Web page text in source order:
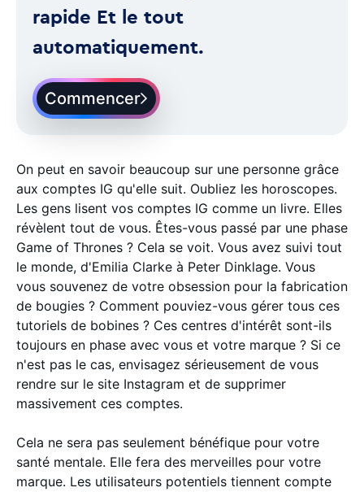
rapide Et le tout
automatiquement.
Commencer
On peut en savoir beaucoup sur une personne grâce
aux comptes IG qu'elle suit. Oubliez les horoscopes.
Les gens lisent vos comptes IG comme un livre. Elles
révèlent tout de vous. Êtes-vous passé par une phase
Game of Thrones ? Cela se voit. Vous avez suivi tout
le monde, d'Emilia Clarke à Peter Dinklage. Vous
vous souvenez de votre obsession pour la fabrication
de bougies ? Comment pouviez-vous gérer tous ces
tutoriels de bobines ? Ces centres d'intérêt sont-ils
toujours en phase avec vous et votre marque ? Si ce
n'est pas le cas, envisagez sérieusement de vous
rendre sur le site Instagram et de supprimer
massivement ces comptes.
Cela ne sera pas seulement bénéfique pour votre
santé mentale. Elle fera des merveilles pour votre
marque. Les utilisateurs potentiels tiennent compte